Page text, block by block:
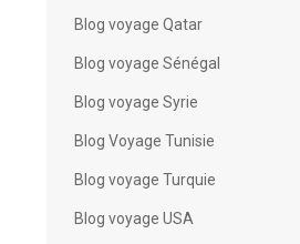
Blog voyage Qatar
Blog voyage Sénégal
Blog voyage Syrie
Blog Voyage Tunisie
Blog voyage Turquie
Blog voyage USA